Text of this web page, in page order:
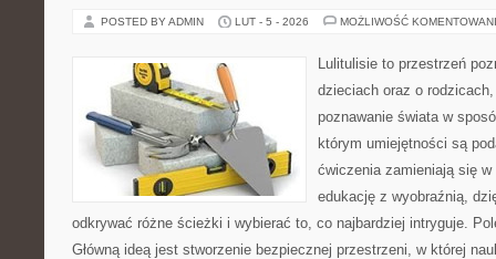
POSTED BY ADMIN LUT - 5 - 2026 MOŻLIWOŚĆ
Lulitulisie to przestrzeń
dzieciach oraz o
poznawanie świata w
którym umiejętności są
ćwiczenia zamieniają się w
edukację z wyobraźnią,
odkrywać różne ścieżki i wybierać to, co najbardziej intryguje.
Główną ideą jest stworzenie bezpiecznej przestrzeni, w której